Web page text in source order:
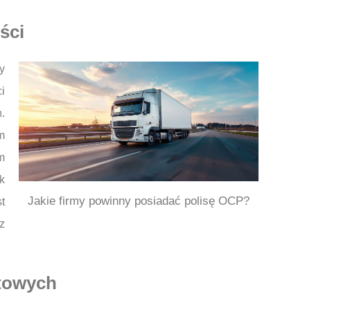
Jakie firmy powinny posiadać polisę OCP?